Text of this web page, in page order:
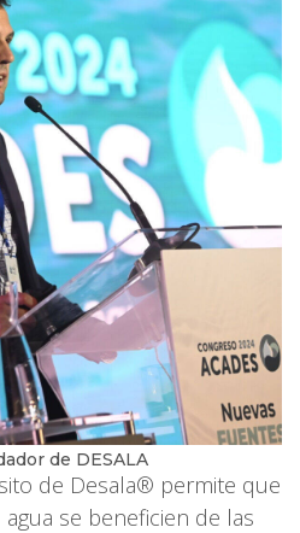
de DESALA
de Desala® permite que
se beneficien de las